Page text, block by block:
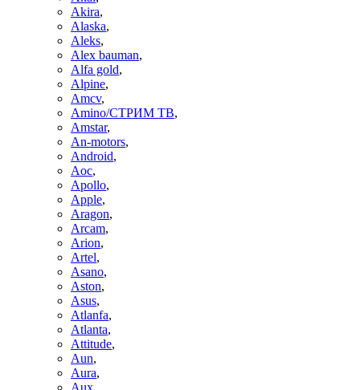
Akira,
Alaska,
Aleks,
Alex bauman,
Alfa gold,
Alpine,
Amcv,
Amino/СТРИМ ТВ,
Amstar,
An-motors,
Android,
Aoc,
Apollo,
Apple,
Aragon,
Arcam,
Arion,
Artel,
Asano,
Aston,
Asus,
Atlanfa,
Atlanta,
Attitude,
Aun,
Aura,
Aux,